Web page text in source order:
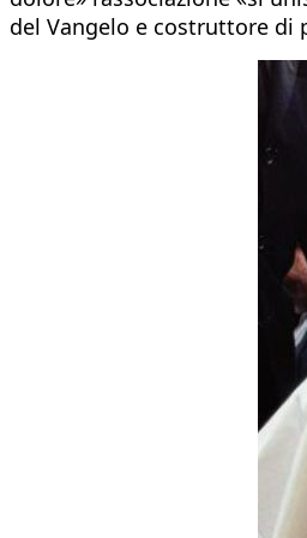
del Vangelo e costruttore